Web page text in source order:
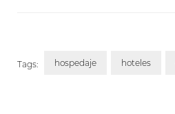
Tags: hospedaje hoteles